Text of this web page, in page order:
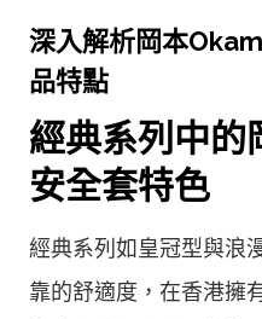
深入解析岡本
品特點
經典系列中
安全套特色
經典系列如皇冠型與浪
靠的舒適度，在香港擁